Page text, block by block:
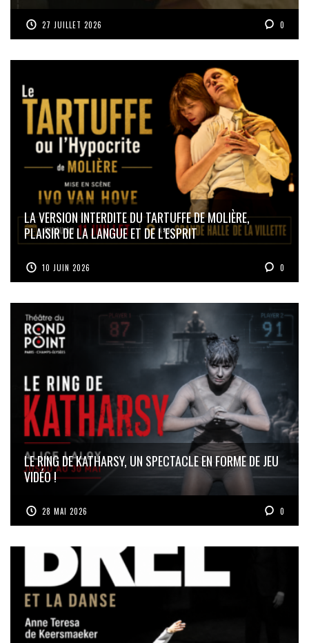
27 JUILLET 2026 0
LA VERSION INTERDITE DU TARTUFFE DE MOLIÈRE,
PLAISIR DE LA LANGUE ET DE L’ESPRIT
10 JUIN 2026 0
LE RING DE KATHARSY, UN SPECTACLE EN FORME DE JEU
VIDÉO !
28 MAI 2026 0